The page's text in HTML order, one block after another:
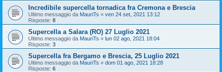
Incredibile supercella tornadica fra Cremona e Brescia
Ultimo messaggio da MauriTs « ven 24 set, 2021 13:12
Risposte: 8
Supercella a Salara (RO) 27 Luglio 2021
Ultimo messaggio da MauriTs « lun 02 ago, 2021 18:04
Risposte: 3
Supercella fra Bergamo e Brescia, 25 Luglio 2021
Ultimo messaggio da MauriTs « dom 01 ago, 2021 18:28
Risposte: 6